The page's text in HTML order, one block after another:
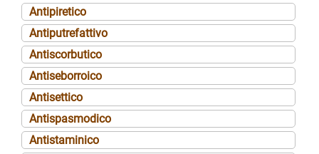
Antipiretico
Antiputrefattivo
Antiscorbutico
Antiseborroico
Antisettico
Antispasmodico
Antistaminico